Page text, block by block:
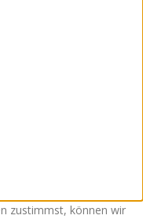
zustimmst, können wir